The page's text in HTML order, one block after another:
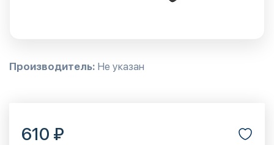
Производитель: Не указан
610 ₽